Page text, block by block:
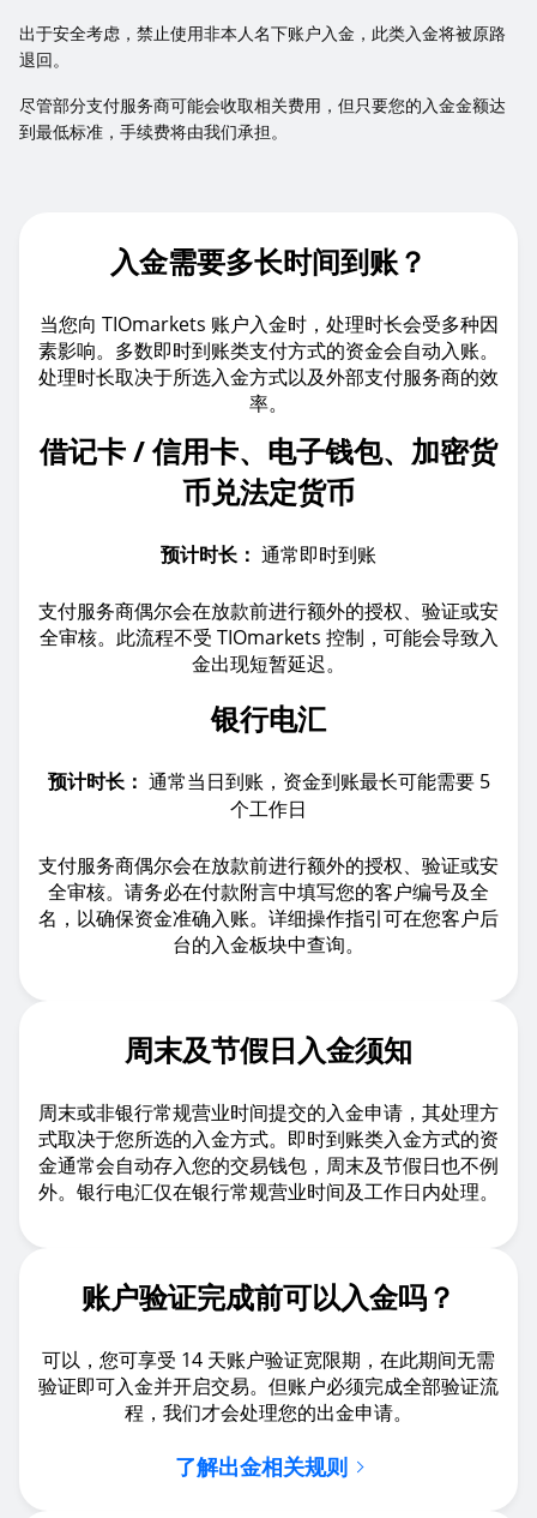
出于安全考虑，禁止使用非本人名下账户入金，此类入金将被原路
退回。
尽管部分支付服务商可能会收取相关费用，但只要您的入金金额达
到最低标准，手续费将由我们承担。
入金需要多长时间到账？
当您向 TIOmarkets 账户入金时，处理时长会受多种因
素影响。多数即时到账类支付方式的资金会自动入账。
处理时长取决于所选入金方式以及外部支付服务商的效
率。
借记卡 / 信用卡、电子钱包、加密货
币兑法定货币
预计时长： 通常即时到账
支付服务商偶尔会在放款前进行额外的授权、验证或安
全审核。此流程不受 TIOmarkets 控制，可能会导致入
金出现短暂延迟。
银行电汇
预计时长： 通常当日到账，资金到账最长可能需要 5
个工作日
支付服务商偶尔会在放款前进行额外的授权、验证或安
全审核。请务必在付款附言中填写您的客户编号及全
名，以确保资金准确入账。详细操作指引可在您客户后
台的入金板块中查询。
周末及节假日入金须知
周末或非银行常规营业时间提交的入金申请，其处理方
式取决于您所选的入金方式。即时到账类入金方式的资
金通常会自动存入您的交易钱包，周末及节假日也不例
外。银行电汇仅在银行常规营业时间及工作日内处理。
账户验证完成前可以入金吗？
可以，您可享受 14 天账户验证宽限期，在此期间无需
验证即可入金并开启交易。但账户必须完成全部验证流
程，我们才会处理您的出金申请。
了解出金相关规则